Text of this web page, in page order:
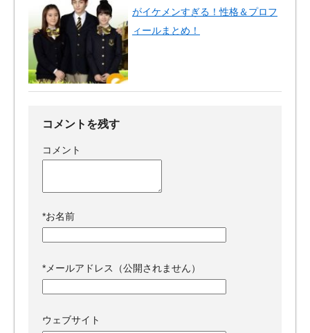
がイケメンすぎる！性格＆プロフ
ィールまとめ！
コメントを残す
コメント
*お名前
*メールアドレス（公開されません）
ウェブサイト